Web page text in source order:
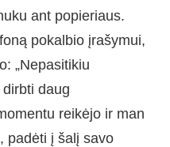
ant popieriaus.
pokalbio įrašymui,
„Nepasitikiu
daug
reikėjo ir man
padėti į šalį savo